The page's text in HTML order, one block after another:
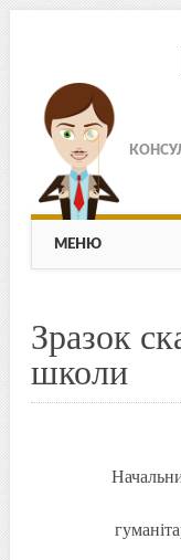
МЕНЮ
Skip to content
МЕНЮ
Зразок
школи